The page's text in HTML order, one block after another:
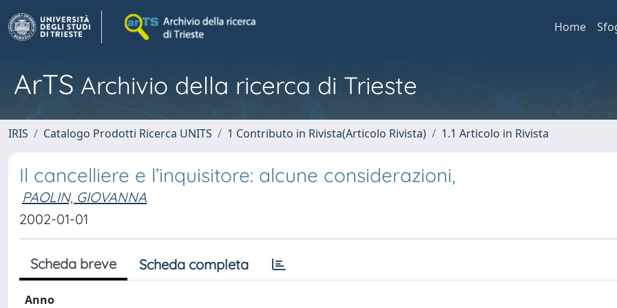
Home
ArTS Archivio della ricerca di Trieste
IRIS Catalogo Prodotti Ricerca UNITS 1 Contributo in Rivista(Articolo Rivista) 1.1 Articolo in Rivista
Il cancelliere e l’inquisitore: alcune considerazioni,
PAOLIN, GIOVANNA
2002-01-01
Scheda breve Scheda completa
Anno